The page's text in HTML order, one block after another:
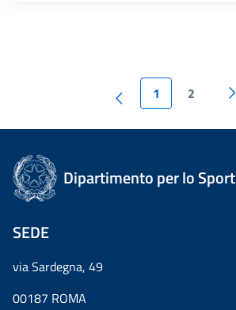
1 2
Dipartimento per lo Sport
SEDE
via Sardegna, 49
00187 ROMA